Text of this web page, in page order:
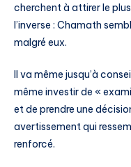
cherchent à attirer le
l’inverse : Chamath
malgré eux.
Il va même jusqu’à
même investir de «
et de prendre une
avertissement qui
renforcé.